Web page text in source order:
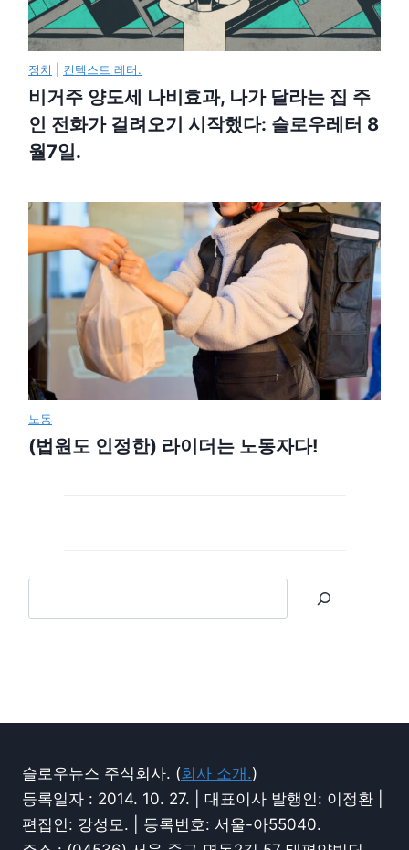
정치 컨텍스트 레터.
비거주 양도세 나비효과, 나가 달라는 집 주
인 전화가 걸려오기 시작했다: 슬로우레터 8
월7일.
노동
(법원도 인정한) 라이더는 노동자다!
슬로우뉴스 주식회사. (회사 소개.)
등록일자 : 2014. 10. 27. | 대표이사 발행인: 이정환 |
편집인: 강성모. | 등록번호: 서울-아55040.